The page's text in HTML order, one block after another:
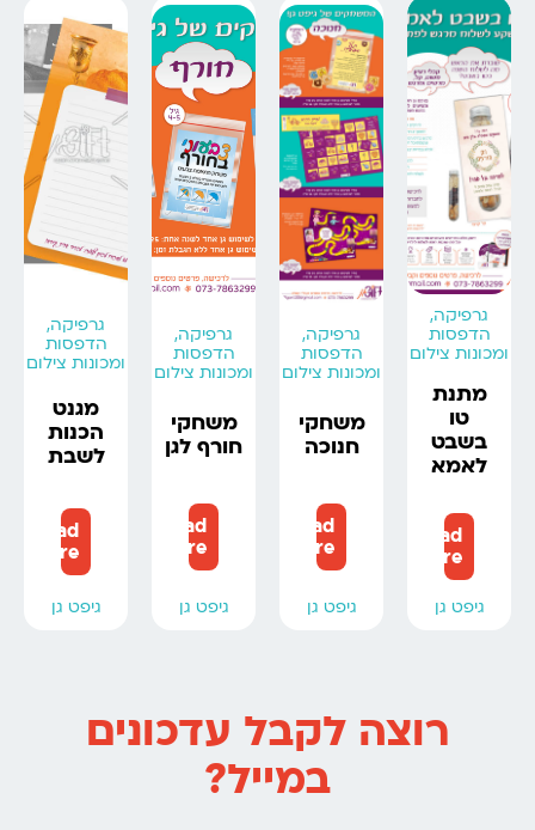
גרפיקה,
הדפסות
ומכונות צילום
מתנת
טו
בשבט
לאמא
Read
more
גיפט גן
גרפיקה,
הדפסות
ומכונות צילום
משחקי
חנוכה
Read
more
גיפט גן
גרפיקה,
הדפסות
ומכונות צילום
משחקי
חורף לגן
Read
more
גיפט גן
גרפיקה,
הדפסות
ומכונות צילום
מגנט
הכנות
לשבת
Read
more
גיפט גן
רוצה לקבל עדכונים
במייל?